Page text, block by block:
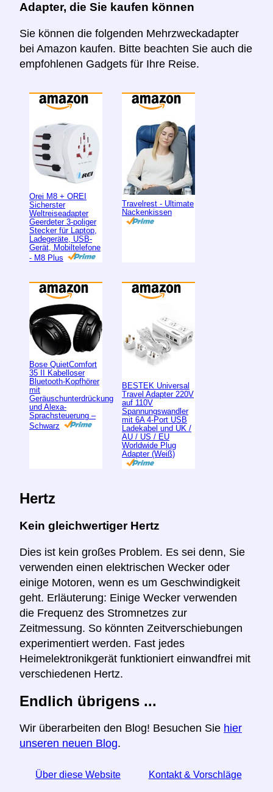
Adapter, die Sie kaufen können
Sie können die folgenden Mehrzweckadapter
bei Amazon kaufen. Bitte beachten Sie auch die
empfohlenen Gadgets für Ihre Reise.
Orei M8 + OREI
Sicherster
Weltreiseadapter
Geerdeter 3-poliger
Stecker für Laptop,
Ladegeräte, USB-
Gerät, Mobiltelefone
- M8 Plus
Travelrest - Ultimate
Nackenkissen
Bose QuietComfort
35 II Kabelloser
Bluetooth-Kopfhörer
mit
Geräuschunterdrückung
und Alexa-
Sprachsteuerung –
Schwarz
BESTEK Universal
Travel Adapter 220V
auf 110V
Spannungswandler
mit 6A 4-Port USB
Ladekabel und UK /
AU / US / EU
Worldwide Plug
Adapter (Weiß)
Hertz
Kein gleichwertiger Hertz
Dies ist kein großes Problem. Es sei denn, Sie
verwenden einen elektrischen Wecker oder
einige Motoren, wenn es um Geschwindigkeit
geht. Erläuterung: Einige Wecker verwenden
die Frequenz des Stromnetzes zur
Zeitmessung. So könnten Zeitverschiebungen
experimentiert werden. Fast jedes
Heimelektronikgerät funktioniert einwandfrei mit
verschiedenen Hertz.
Endlich übrigens ...
Wir überarbeiten den Blog! Besuchen Sie hier
unseren neuen Blog.
Über diese Website Kontakt & Vorschläge